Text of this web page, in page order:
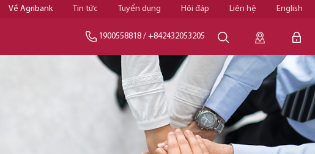
Về Agribank Tin tức Tuyển dụng Hỏi đáp Liên hệ English
1900558818 / +842432053205